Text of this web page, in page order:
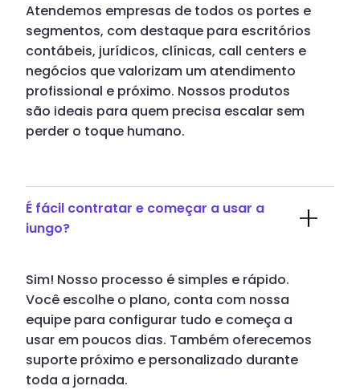
Atendemos empresas de todos os portes e
segmentos, com destaque para escritórios
contábeis, jurídicos, clínicas, call centers e
negócios que valorizam um atendimento
profissional e próximo. Nossos produtos
são ideais para quem precisa escalar sem
perder o toque humano.
É fácil contratar e começar a usar a
iungo?
Sim! Nosso processo é simples e rápido.
Você escolhe o plano, conta com nossa
equipe para configurar tudo e começa a
usar em poucos dias. Também oferecemos
suporte próximo e personalizado durante
toda a jornada.